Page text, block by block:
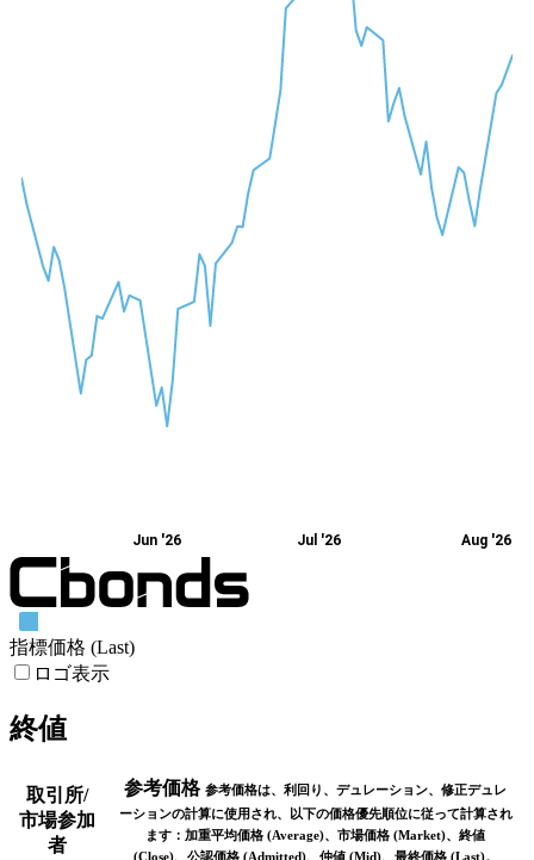
Jun '26 Jul '26 Aug '26
指標価格 (Last)
ロゴ表示
終値
取引所/
市場参加
者
参考価格 参考価格は、利回り、デュレーション、修正デュレ
ーションの計算に使用され、以下の価格優先順位に従って計算され
ます：加重平均価格 (Average)、市場価格 (Market)、終値
(Close)、公認価格 (Admitted)、仲値 (Mid)、最終価格 (Last)。